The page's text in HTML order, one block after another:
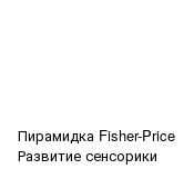
Пирамидка Fisher-Price
Развитие сенсорики